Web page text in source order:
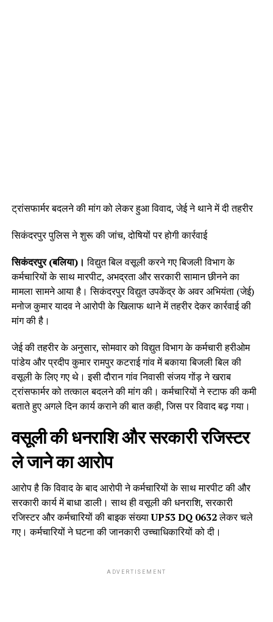
ट्रांसफार्मर बदलने की मांग को लेकर हुआ विवाद, जेई ने थाने में दी तहरीर
सिकंदरपुर पुलिस ने शुरू की जांच, दोषियों पर होगी कार्रवाई
सिकंदरपुर (बलिया)। विद्युत बिल वसूली करने गए बिजली विभाग के
कर्मचारियों के साथ मारपीट, अभद्रता और सरकारी सामान छीनने का
मामला सामने आया है। सिकंदरपुर विद्युत उपकेंद्र के अवर अभियंता (जेई)
मनोज कुमार यादव ने आरोपी के खिलाफ थाने में तहरीर देकर कार्रवाई की
मांग की है।
जेई की तहरीर के अनुसार, सोमवार को विद्युत विभाग के कर्मचारी हरीओम
पांडेय और प्रदीप कुमार रामपुर कटराई गांव में बकाया बिजली बिल की
वसूली के लिए गए थे। इसी दौरान गांव निवासी संजय गोंड़ ने खराब
ट्रांसफार्मर को तत्काल बदलने की मांग की। कर्मचारियों ने स्टाफ की कमी
बताते हुए अगले दिन कार्य कराने की बात कही, जिस पर विवाद बढ़ गया।
वसूली की धनराशि और सरकारी रजिस्टर
ले जाने का आरोप
आरोप है कि विवाद के बाद आरोपी ने कर्मचारियों के साथ मारपीट की और
सरकारी कार्य में बाधा डाली। साथ ही वसूली की धनराशि, सरकारी
रजिस्टर और कर्मचारियों की बाइक संख्याUP53 DQ 0632लेकर चले
गए। कर्मचारियों ने घटना की जानकारी उच्चाधिकारियों को दी।
ADVERTISEMENT